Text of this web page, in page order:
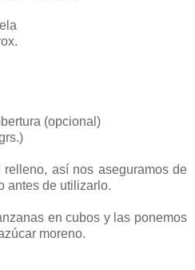
(opcional)
relleno, así nos aseguramos de
antes de utilizarlo.
en cubos y las ponemos
moreno.